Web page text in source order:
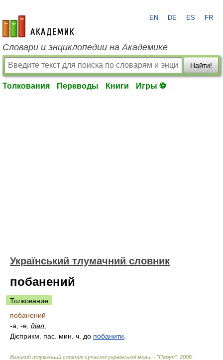
academic.ru
EN DE ES FR
Словари и энциклопедии на Академике
Найти!
Толкования Переводы Книги Игры ⚽
Український тлумачний словник
побанений
Толкование
побанений
-а, -е, діал.
Дієприкм. пас. мин. ч. до побанити
Великий тлумачний словник сучасної української мови. - "Перун". 2005